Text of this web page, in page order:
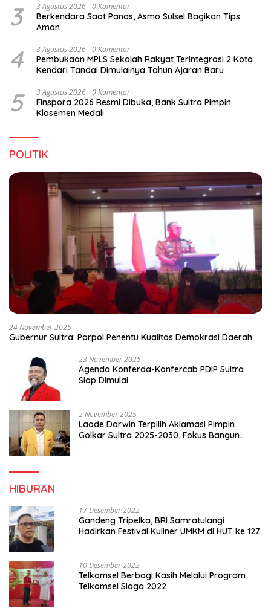
3 3 Agustus 2026 0 Komentar
Berkendara Saat Panas, Asmo Sulsel Bagikan Tips
Aman
4 3 Agustus 2026 0 Komentar
Pembukaan MPLS Sekolah Rakyat Terintegrasi 2 Kota
Kendari Tandai Dimulainya Tahun Ajaran Baru
5 3 Agustus 2026 0 Komentar
Finspora 2026 Resmi Dibuka, Bank Sultra Pimpin
Klasemen Medali
POLITIK
24 November 2025
Gubernur Sultra: Parpol Penentu Kualitas Demokrasi Daerah
23 November 2025
Agenda Konferda-Konfercab PDIP Sultra
Siap Dimulai
2 November 2025
Laode Darwin Terpilih Aklamasi Pimpin
Golkar Sultra 2025-2030, Fokus Bangun
HIBURAN
17 Desember 2022
Gandeng Tripelka, BRI Samratulangi
Hadirkan Festival Kuliner UMKM di HUT ke 127
10 Desember 2022
Telkomsel Berbagi Kasih Melalui Program
Telkomsel Siaga 2022